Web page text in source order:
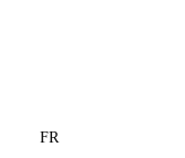
FR